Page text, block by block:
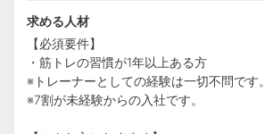
求める人材
【必須要件】
・筋トレの習慣が1年以上ある方
※トレーナーとしての経験は一切不問です。
※7割が未経験からの入社です。